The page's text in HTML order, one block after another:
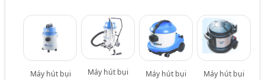
Máy hút bụi
Máy hút bụi
Máy hút bụi
Máy hút bụi